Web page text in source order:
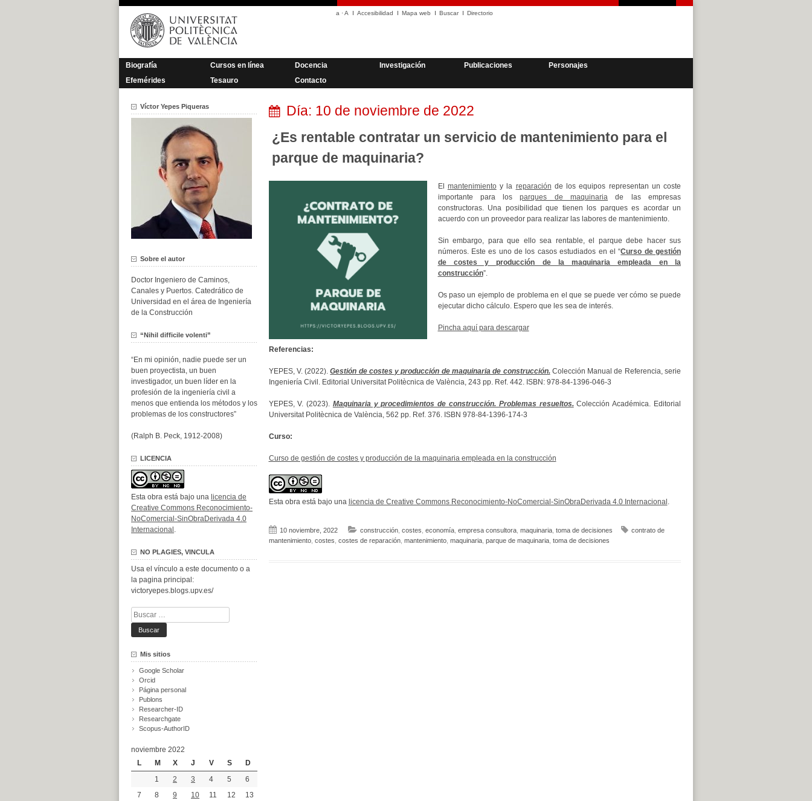
Saltar
contenido
a ·A Accesibilidad Mapa web Buscar Directorio
Biografía Cursos en línea Docencia Investigación Publicaciones
Personajes
Efemérides
Tesauro Contacto
Día: 10 de noviembre de 2022
¿Es rentable contratar un servicio de mantenimiento para el
parque de maquinaria?
El mantenimientoy la reparación de los equipos representan un coste
importante para losparques de maquinaria de las empresas
constructoras. Una posibilidad que tienen los parques es acordar un
acuerdo con un proveedor para realizar las labores de mantenimiento.
Sin embargo, para que ello sea rentable, el parque debe hacer sus
números. Este es uno de los casos estudiados en el “Curso de gestión
de costes y producción de la maquinaria empleada en la
construcción”.
Os paso un ejemplo de problema en el que se puede ver cómo se puede
ejecutar dicho cálculo. Espero que les sea de interés.
Pincha aquí para descargar
Referencias:
YEPES, V. (2022).Gestión de costes y producción de maquinaria de construcción.Colección Manual de Referencia, serie
Ingeniería Civil. Editorial Universitat Politècnica de València, 243 pp. Ref. 442. ISBN: 978-84-1396-046-3
YEPES, V. (2023). Maquinaria y procedimientos de construcción. Problemas resueltos.Colección Académica. Editorial
Universitat Politècnica de València, 562 pp. Ref. 376. ISBN 978-84-1396-174-3
Curso:
Curso de gestión de costes y producción de la maquinaria empleada en la construcción
Esta obra está bajo una licencia de Creative Commons Reconocimiento-NoComercial-SinObraDerivada 4.0 Internacional .
10 noviembre, 2022 construcción, costes economía, empresa consultora, maquinaria, toma de decisiones
contrato de
mantenimiento, costes costes de reparación, mantenimiento, maquinaria, parque de maquinaria, toma de decisiones
Víctor Yepes Piqueras
Sobre el autor
Doctor Ingeniero de Caminos,
Canales y Puertos. Catedrático de
Universidad en el área de Ingeniería
de la Construcción
“Nihil difficile volenti”
“En mi opinión, nadie puede ser un
buen proyectista, un buen
investigador, un buen líder en la
profesión de la ingeniería civil a
menos que entienda los métodos y los
problemas de los constructores”
(Ralph B. Peck, 1912-2008)
LICENCIA
Esta obra está bajo una licencia de
Creative Commons Reconocimiento-
NoComercial-SinObraDerivada 4.0
Internacional .
NO PLAGIES, VINCULA
Usa el vínculo a este documento o a
la pagina principal:
victoryepes.blogs.upv.es/
Buscar:
Mis sitios
Google Scholar
Orcid
Página personal
Publons
Researcher-ID
Researchgate
Scopus-AuthorID
noviembre 2022
L
M X J V S
D
1
2 3 4 5
6
7
8 9 10 11 12
13